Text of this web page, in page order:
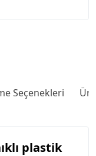
Seçenekleri
plastik